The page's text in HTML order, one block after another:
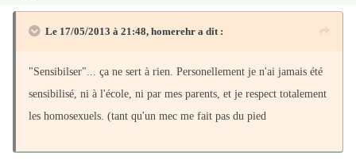
Le 17/05/2013 à 21:48, homerehr a dit :
"Sensibilser"... ça ne sert à rien. Personellement je n'ai jamais été
sensibilisé, ni à l'école, ni par mes parents, et je respect totalement
les homosexuels. (tant qu'un mec me fait pas du pied